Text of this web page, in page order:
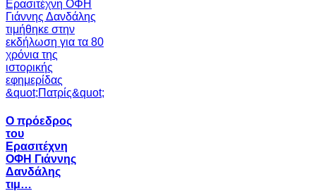
Ο πρόεδρος
του
Ερασιτέχνη
ΟΦΗ Γιάννης
Δανδάλης
τιμ…